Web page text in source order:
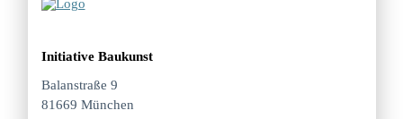
Initiative Baukunst
Balanstraße 9
81669 München